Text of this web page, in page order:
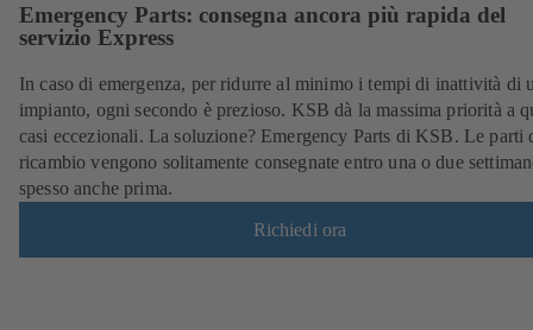
Emergency Parts: consegna ancora più rapida del
servizio Express
In caso di emergenza, per ridurre al minimo i tempi di inattività di
impianto, ogni secondo è prezioso. KSB dà la massima priorità a
casi eccezionali. La soluzione? Emergency Parts di KSB. Le parti
ricambio vengono solitamente consegnate entro una o due
spesso anche prima.
Richiedi ora